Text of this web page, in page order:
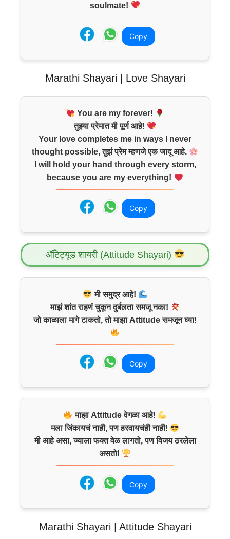
soulmate!
Copy
Marathi Shayari | Love Shayari
You are my forever!
तुझ्या प्रेमात मी पूर्ण आहे!
Your love completes me in ways I never
thought possible, तुझं प्रेम म्हणजे एक जादू आहे.
I will hold your hand through every storm,
because you are my everything!
Copy
अ‍ॅटिट्यूड शायरी (Attitude Shayari)
मी समुद्र आहे!
माझं शांत राहणं चुकून दुर्बलता समजू नका!
जो काळाला मागे टाकतो, तो माझा Attitude समजून घ्या!
Copy
माझा Attitude वेगळा आहे!
मला जिंकायचं नाही, पण हरवायचंही नाही!
मी आहे असा, ज्याला फक्त वेळ लागतो, पण विजय ठरलेला
असतो!
Copy
Marathi Shayari | Attitude Shayari